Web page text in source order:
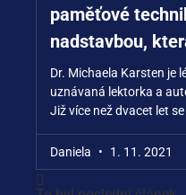
paměťové
nadstavbou,
Dr. Michaela Karsten je
uznávaná lektorka a
Již více než dvacet let
Daniela 1. 11. 2021